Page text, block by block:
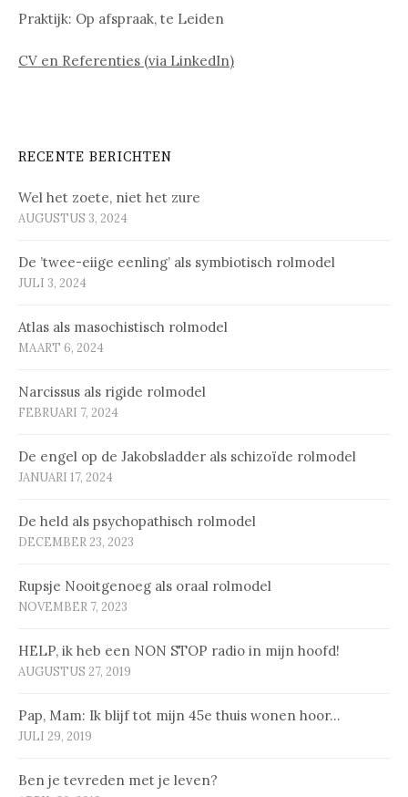
Praktijk: Op afspraak, te Leiden
CV en Referenties (via LinkedIn)
RECENTE BERICHTEN
Wel het zoete, niet het zure
AUGUSTUS 3, 2024
De ’twee-eiige eenling’ als symbiotisch rolmodel
JULI 3, 2024
Atlas als masochistisch rolmodel
MAART 6, 2024
Narcissus als rigide rolmodel
FEBRUARI 7, 2024
De engel op de Jakobsladder als schizoïde rolmodel
JANUARI 17, 2024
De held als psychopathisch rolmodel
DECEMBER 23, 2023
Rupsje Nooitgenoeg als oraal rolmodel
NOVEMBER 7, 2023
HELP, ik heb een NON STOP radio in mijn hoofd!
AUGUSTUS 27, 2019
Pap, Mam: Ik blijf tot mijn 45e thuis wonen hoor…
JULI 29, 2019
Ben je tevreden met je leven?